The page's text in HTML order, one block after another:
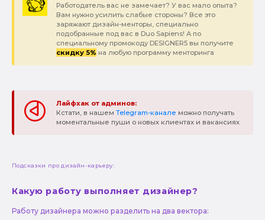
Работодатель вас не замечает? У вас мало опыта?
Вам нужно усилить слабые стороны? Все это
заряжают дизайн-менторы, специально
подобранные под вас в Duo Sapiens! А по
специальному промокоду DESIGNER5 вы получите
скидку 5% на любую программу менторинга
Лайфхак от админов:
Кстати, в нашем Telegram-канале можно получать
моментальные пуши о новых клиентах и вакансиях
Подсказки про дизайн-карьеру:
Какую работу выполняет дизайнер?
Работу дизайнера можно разделить на два вектора: